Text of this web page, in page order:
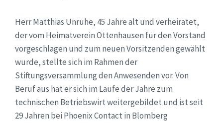
Herr Matthias Unruhe, 45 Jahre alt und verheiratet,
der vom Heimatverein Ottenhausen für den Vorstand
vorgeschlagen und zum neuen Vorsitzenden gewählt
wurde, stellte sich im Rahmen der
Stiftungsversammlung den Anwesenden vor. Von
Beruf aus hat er sich im Laufe der Jahre zum
technischen Betriebswirt weitergebildet und ist seit
29 Jahren bei Phoenix Contact in Blomberg